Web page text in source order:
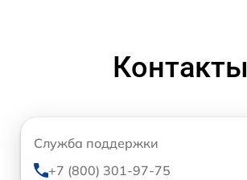
Контакты
Служба поддержки
+7 (800) 301-97-75